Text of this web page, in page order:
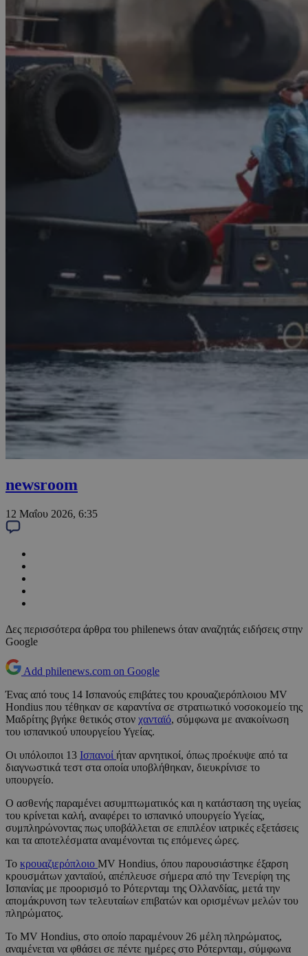
newsroom
12 Μαΐου 2026, 6:35
Δες περισσότερα άρθρα του philenews όταν αναζητάς ειδήσεις στην
Google
Add philenews.com on Google
Ένας από τους 14 Ισπανούς επιβάτες του κρουαζιερόπλοιου MV
Hondius που τέθηκαν σε καραντίνα σε στρατιωτικό νοσοκομείο της
Μαδρίτης βγήκε θετικός στον χανταϊό, σύμφωνα με ανακοίνωση
του ισπανικού υπουργείου Υγείας.
Οι υπόλοιποι 13 Ισπανοί ήταν αρνητικοί, όπως προέκυψε από τα
διαγνωστικά τεστ στα οποία υποβλήθηκαν, διευκρίνισε το
υπουργείο.
Ο ασθενής παραμένει ασυμπτωματικός και η κατάσταση της υγείας
του κρίνεται καλή, αναφέρει το ισπανικό υπουργείο Υγείας,
συμπληρώνοντας πως υποβάλλεται σε επιπλέον ιατρικές εξετάσεις
και τα αποτελέσματα αναμένονται τις επόμενες ώρες.
Το κρουαζιερόπλοιο MV Hondius, όπου παρουσιάστηκε έξαρση
κρουσμάτων χανταϊού, απέπλευσε σήμερα από την Τενερίφη της
Ισπανίας με προορισμό το Ρότερνταμ της Ολλανδίας, μετά την
απομάκρυνση των τελευταίων επιβατών και ορισμένων μελών του
πληρώματος.
Το MV Hondius, στο οποίο παραμένουν 26 μέλη πληρώματος,
αναμένεται να φθάσει σε πέντε ημέρες στο Ρότερνταμ, σύμφωνα